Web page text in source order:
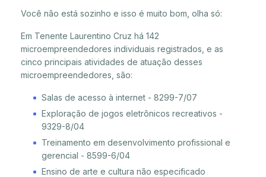
Você não está sozinho e isso é muito bom, olha só:
Em Tenente Laurentino Cruz há 142
microempreendedores individuais registrados, e as
cinco principais atividades de atuação desses
microempreendedores, são:
Salas de acesso à internet - 8299-7/07
Exploração de jogos eletrônicos recreativos -
9329-8/04
Treinamento em desenvolvimento profissional e
gerencial - 8599-6/04
Ensino de arte e cultura não especificado